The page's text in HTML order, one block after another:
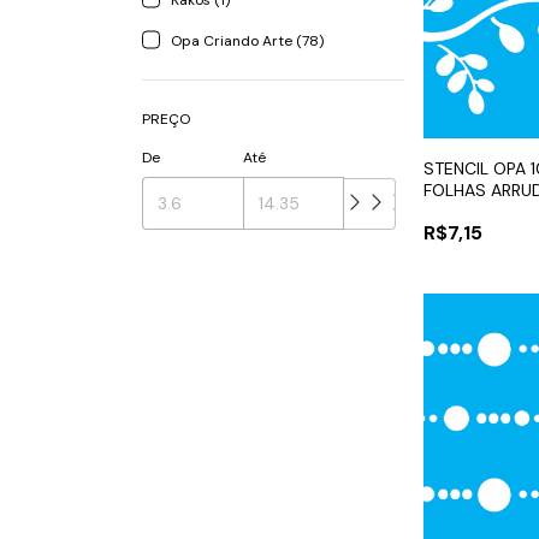
Opa Criando Arte (78)
PREÇO
De
Até
STENCIL OPA
FOLHAS
R$7,15